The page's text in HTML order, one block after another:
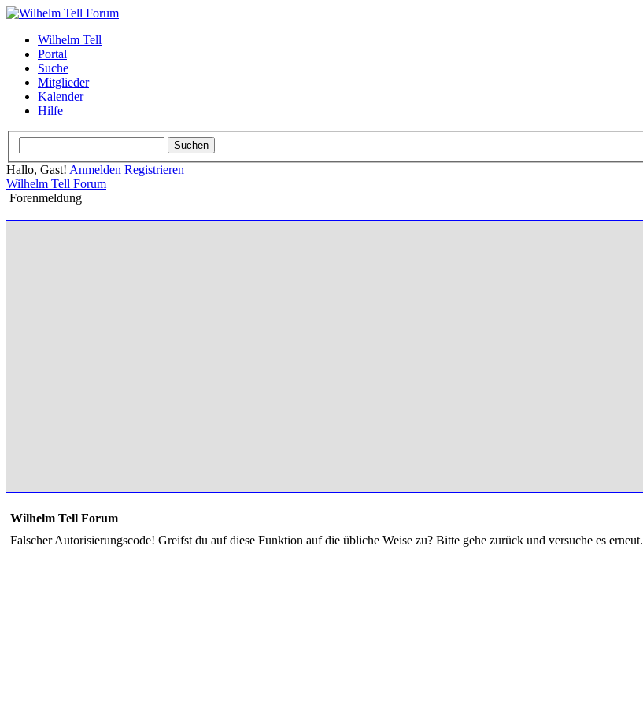
Wilhelm Tell
Portal
Suche
Mitglieder
Kalender
Hilfe
Hallo, Gast! Anmelden Registrieren
Wilhelm Tell Forum
Forenmeldung
Wilhelm Tell Forum
Falscher Autorisierungscode! Greifst du auf diese Funktion auf die übliche Weise zu? Bitte gehe zurück und versuche es erneut.